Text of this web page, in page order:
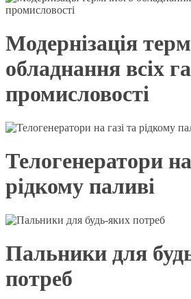
Модернізація
обладнання всіх
промисловості
Телогенератори на
рідкому паливі
Пальники для
потреб